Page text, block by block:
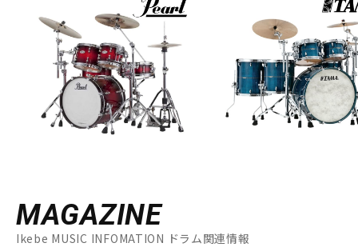
MAGAZINE
Ikebe MUSIC INFOMATION ドラム関連情報